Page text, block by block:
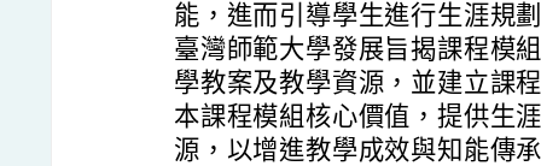
能，進而引導學生進行生涯規
臺灣師範大學發展旨揭課程模
學教案及教學資源，並建立課
本課程模組核心價值，提供生
源，以增進教學成效與知能傳